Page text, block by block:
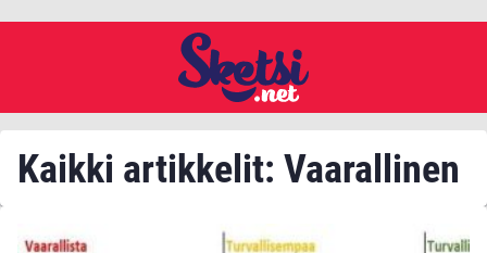
Kaikki artikkelit: Vaarallinen